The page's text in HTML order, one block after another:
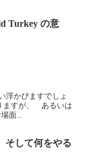
Turkey の意
浮かびますでしょ
ますが、 あるいは
面...
そして何をやる